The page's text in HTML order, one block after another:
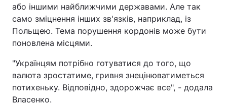
або іншими найближчими державами. Але так
само зміцнення інших зв'язків, наприклад, із
Польщею. Тема порушення кордонів може бути
поновлена ​​місцями.
"Українцям потрібно готуватися до того, що
валюта зростатиме, гривня знецінюватиметься
потихеньку. Відповідно, здорожчає все", - додала
Власенко.